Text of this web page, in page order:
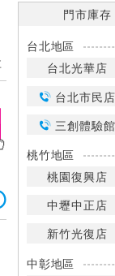
門市庫存
台北地區
台北光華店
台北市民店
三創體驗館
桃竹地區
桃園復興店
中壢中正店
新竹光復店
中彰地區